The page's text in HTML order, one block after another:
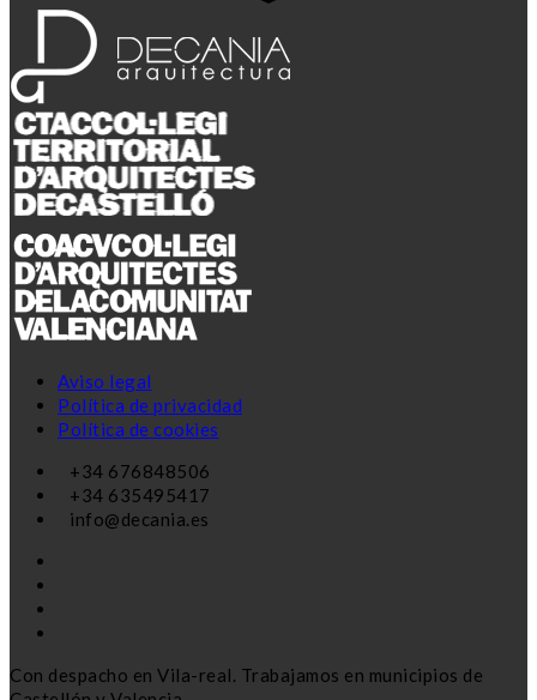
Aviso legal
Política de privacidad
Política de cookies
+34 676848506
+34 635495417
info@decania.es
Con despacho en Vila-real. Trabajamos en municipios de